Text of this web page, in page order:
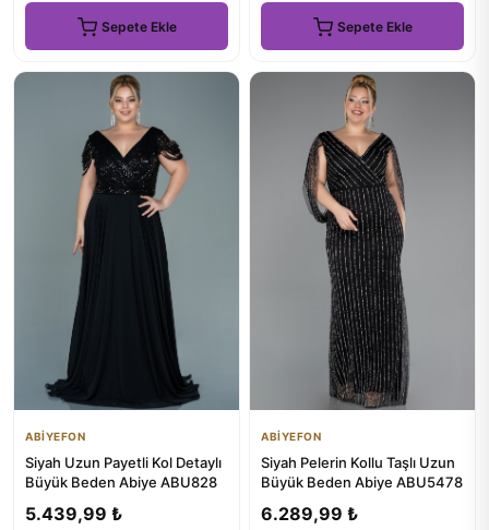
Sepete Ekle Sepete Ekle
ABİYEFON
Siyah Uzun Payetli Kol Detaylı
Büyük Beden Abiye ABU828
5.439,99 ₺
ABİYEFON
Siyah Pelerin Kollu Taşlı Uzun
Büyük Beden Abiye ABU5478
6.289,99 ₺